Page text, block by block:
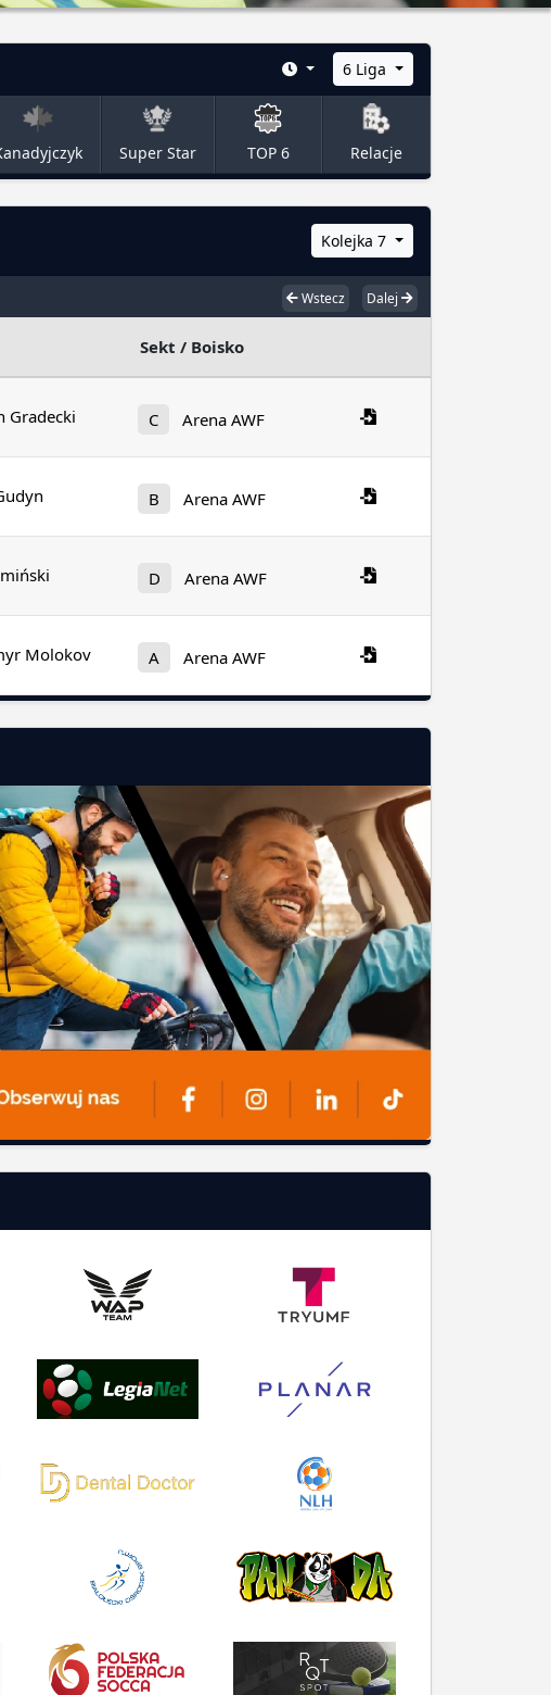
6 Liga
Super Star TOP 6 Relacje
Kolejka 7
Wstecz Dalej
Sekt / Boisko
Gradecki C Arena AWF
B Arena AWF
D Arena AWF
Molokov A Arena AWF